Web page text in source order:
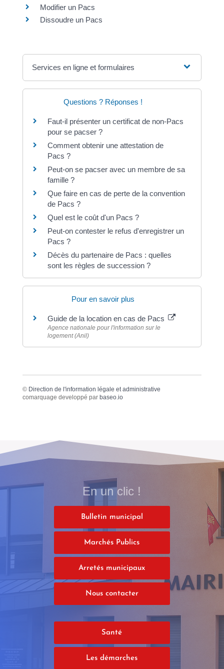
Modifier un Pacs
Dissoudre un Pacs
Services en ligne et formulaires
Questions ? Réponses !
Faut-il présenter un certificat de non-Pacs
pour se pacser ?
Comment obtenir une attestation de
Pacs ?
Peut-on se pacser avec un membre de sa
famille ?
Que faire en cas de perte de la convention
de Pacs ?
Quel est le coût d'un Pacs ?
Peut-on contester le refus d'enregistrer un
Pacs ?
Décès du partenaire de Pacs : quelles
sont les règles de succession ?
Pour en savoir plus
Guide de la location en cas de Pacs
Agence nationale pour l'information sur le
logement (Anil)
© Direction de l'information légale et administrative
comarquage developpé par baseo.io
En un clic !
Bulletin municipal
Marchés Publics
Arretés municipaux
Nous contacter
Santé
Les démarches